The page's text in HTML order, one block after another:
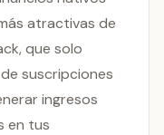
atractivas de
que solo
suscripciones
ingresos
en tus